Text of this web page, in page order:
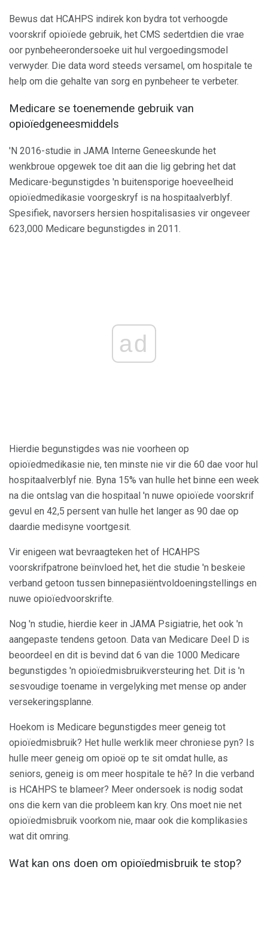
Bewus dat HCAHPS indirek kon bydra tot verhoogde
voorskrif opioïede gebruik, het CMS sedertdien die vrae
oor pynbeheerondersoeke uit hul vergoedingsmodel
verwyder. Die data word steeds versamel, om hospitale te
help om die gehalte van sorg en pynbeheer te verbeter.
Medicare se toenemende gebruik van
opioïedgeneesmiddels
'N 2016-studie in JAMA Interne Geneeskunde het
wenkbroue opgewek toe dit aan die lig gebring het dat
Medicare-begunstigdes 'n buitensporige hoeveelheid
opioïedmedikasie voorgeskryf is na hospitaalverblyf.
Spesifiek, navorsers hersien hospitalisasies vir ongeveer
623,000 Medicare begunstigdes in 2011.
ad
Hierdie begunstigdes was nie voorheen op
opioïedmedikasie nie, ten minste nie vir die 60 dae voor hul
hospitaalverblyf nie. Byna 15% van hulle het binne een week
na die ontslag van die hospitaal 'n nuwe opioïede voorskrif
gevul en 42,5 persent van hulle het langer as 90 dae op
daardie medisyne voortgesit.
Vir enigeen wat bevraagteken het of HCAHPS
voorskrifpatrone beïnvloed het, het die studie 'n beskeie
verband getoon tussen binnepasiëntvoldoeningstellings en
nuwe opioïedvoorskrifte.
Nog 'n studie, hierdie keer in JAMA Psigiatrie, het ook 'n
aangepaste tendens getoon. Data van Medicare Deel D is
beoordeel en dit is bevind dat 6 van die 1000 Medicare
begunstigdes 'n opioïedmisbruikversteuring het. Dit is 'n
sesvoudige toename in vergelyking met mense op ander
versekeringsplanne.
Hoekom is Medicare begunstigdes meer geneig tot
opioïedmisbruik? Het hulle werklik meer chroniese pyn? Is
hulle meer geneig om opioë op te sit omdat hulle, as
seniors, geneig is om meer hospitale te hê? In die verband
is HCAHPS te blameer? Meer ondersoek is nodig sodat
ons die kern van die probleem kan kry. Ons moet nie net
opioïedmisbruik voorkom nie, maar ook die komplikasies
wat dit omring.
Wat kan ons doen om opioïedmisbruik te stop?